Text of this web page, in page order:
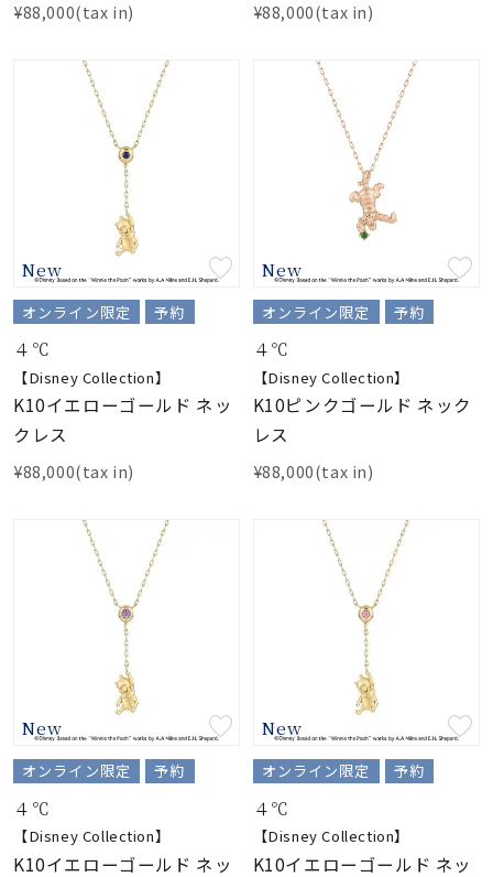
¥88,000(tax in) ¥88,000(tax in)
New
オンライン限定 予約
４℃
【Disney Collection】
K10イエローゴールド ネッ
クレス
¥88,000(tax in)
New
オンライン限定 予約
４℃
【Disney Collection】
K10ピンクゴールド ネック
レス
¥88,000(tax in)
New
オンライン限定 予約
４℃
【Disney Collection】
K10イエローゴールド ネッ
New
オンライン限定 予約
４℃
【Disney Collection】
K10イエローゴールド ネッ